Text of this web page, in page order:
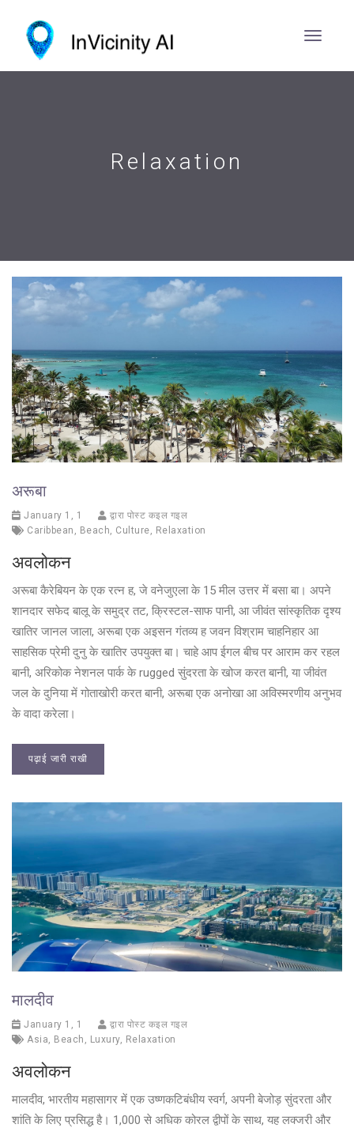
Relaxation
अरूबा
January 1, 1
द्वारा पोस्ट कइल गइल
Caribbean , Beach, Culture, Relaxation
अवलोकन
अरूबा कैरेबियन के एक रत्न ह, जे वनेजुएला के 15 मील उत्तर में बसा बा। अपने
शानदार सफेद बालू के समुद्र तट, क्रिस्टल-साफ पानी, आ जीवंत सांस्कृतिक दृश्य
खातिर जानल जाला, अरूबा एक अइसन गंतव्य ह जवन विश्राम चाहनिहार आ
साहसिक प्रेमी दुनु के खातिर उपयुक्त बा। चाहे आप ईगल बीच पर आराम कर रहल
बानी, अरिकोक नेशनल पार्क के rugged सुंदरता के खोज करत बानी, या जीवंत
जल के दुनिया में गोताखोरी करत बानी, अरूबा एक अनोखा आ अविस्मरणीय अनुभव
के वादा करेला।
पढ़ाई जारी राखी
मालदीव
January 1, 1
द्वारा पोस्ट कइल गइल
Asia, Beach , Luxury, Relaxation
अवलोकन
मालदीव, भारतीय महासागर में एक उष्णकटिबंधीय स्वर्ग, अपनी बेजोड़ सुंदरता और
शांति के लिए प्रसिद्ध है। 1,000 से अधिक कोरल द्वीपों के साथ, यह लक्जरी और